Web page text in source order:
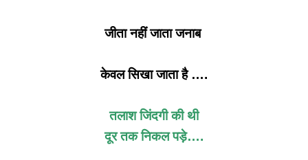
जीता नहीं जाता जनाब
केवल सिखा जाता है ….
तलाश जिंदगी की थी
दूर तक निकल पड़े….